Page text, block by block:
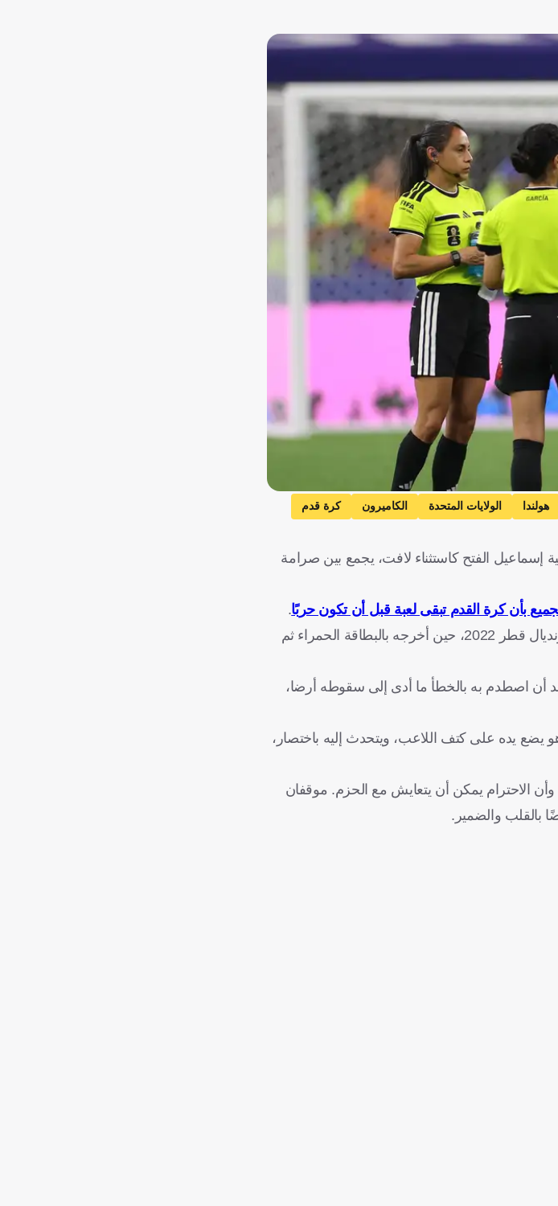
هولندا الولايات المتحدة الكاميرون كرة قدم
إسماعيل الفتح كاستثناء لافت، يجمع بين صرامة
بأن كرة القدم تبقى لعبة قبل أن تكون حربًا.
كان الجميع قد تأثر بلقطة الحكم إسماعيل الفتح مع المهاجم الكاميروني فينسنت أبو بكر في مونديال قطر 2022، حين أخرجه بالبطاقة الحمراء ثم
مع اللاعب جونيا إيتو، وبعد أن اصطدم به بالخطأ ما أدى إلى سقوطه أرضا،
يده على كتف اللاعب، ويتحدث إليه باختصار،
وأن الاحترام يمكن أن يتعايش مع الحزم. موقفان
بالقلب والضمير.